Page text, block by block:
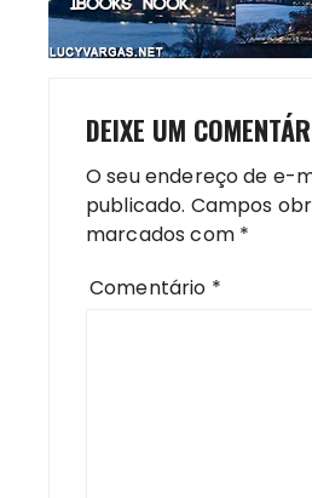
DEIXE UM
O seu endereço de e-
publicado. Campos
marcados com *
Comentário *